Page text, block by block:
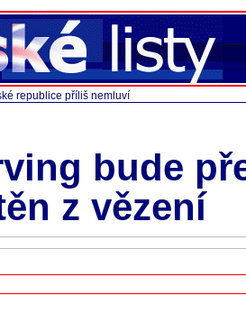
republice příliš nemluví
bude
z vězení